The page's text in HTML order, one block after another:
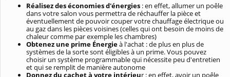
Réalisez des économies d'énergies : en effet, allumer un poêle
dans votre salon vous permettra de réchauffer la pièce et
éventuellement de pouvoir couper votre chauffage électrique ou
au gaz dans les pièces voisines (celles qui ont besoin de moins de
chaleur comme par exemple les chambres)
Obtenez une prime Énergieà l'achat : de plus en plus de
systèmes de la sorte sont éligibles à un prime. Vous pouvez
choisir un système programmable qui nécessite peu d'entretien
et qui se remplit de manière autonome
Donnez du cachet à votre intérieur : en effet, avoir un poêle